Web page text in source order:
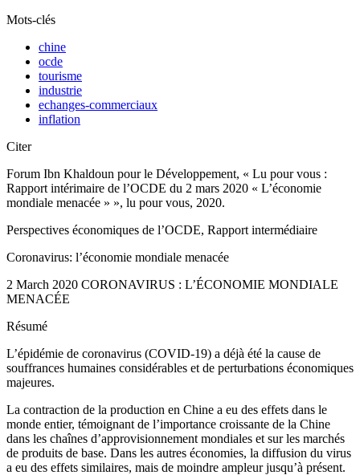
Mots-clés
chine
ocde
tourisme
industrie
echanges-commerciaux
inflation
Citer
Forum Ibn Khaldoun pour le Développement, « Lu pour vous :
Rapport intérimaire de l’OCDE du 2 mars 2020 « L’économie
mondiale menacée » », lu pour vous, 2020.
Perspectives économiques de l’OCDE, Rapport intermédiaire
Coronavirus: l’économie mondiale menacée
2 March 2020 CORONAVIRUS : L’ÉCONOMIE MONDIALE
MENACÉE
Résumé
L’épidémie de coronavirus (COVID-19) a déjà été la cause de
souffrances humaines considérables et de perturbations économiques
majeures.
La contraction de la production en Chine a eu des effets dans le
monde entier, témoignant de l’importance croissante de la Chine
dans les chaînes d’approvisionnement mondiales et sur les marchés
de produits de base. Dans les autres économies, la diffusion du virus
a eu des effets similaires, mais de moindre ampleur jusqu’à présent.